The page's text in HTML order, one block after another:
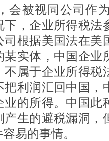
会被视同公司作
下，企业所得税法
司根据美国法在美
某实体，中国企业
不属于企业所得税
把利润汇回中国，
业的所得。中国此
产生的避税漏洞，
容易的事情。